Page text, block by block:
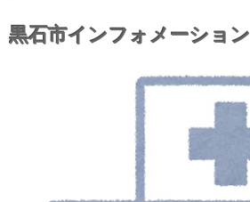
黒石市インフォメーション